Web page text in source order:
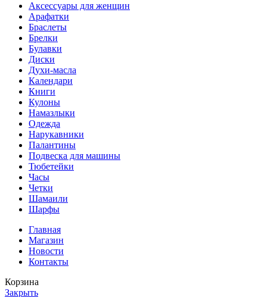
Аксессуары для женщин
Арафатки
Браслеты
Брелки
Булавки
Диски
Духи-масла
Календари
Книги
Кулоны
Намазлыки
Одежда
Нарукавники
Палантины
Подвеска для машины
Тюбетейки
Часы
Четки
Шамаили
Шарфы
Главная
Магазин
Новости
Контакты
Корзина
Закрыть